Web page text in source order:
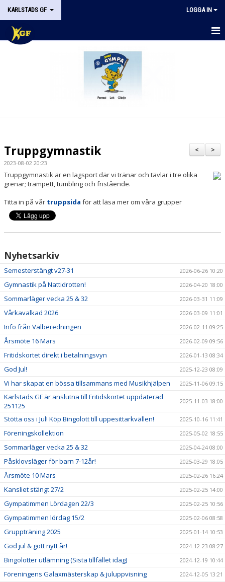
KARLSTADS GF LOGGA IN
NYHETER
KALENDER
STÖDMEDLEM
BLI LEDARE
FÖRENINGSKOLLEKTION
HYRA KGF-LOKALEN
FRITIDSKORTET
>
<
Truppgymnastik
2023-08-02 20:23
Truppgymnastik är en lagsport där vi tränar och tävlar i tre olika
grenar; trampett, tumbling och fristående.
Titta in på vår truppsida för att läsa mer om våra grupper
Nyhetsarkiv
Semesterstängt v27-31 2026-06-26 10:20
Gymnastik på Nattidrotten! 2026-04-20 18:00
Sommarläger vecka 25 & 32 2026-03-31 11:09
Vårkavalkad 2026 2026-03-09 11:01
Info från Valberedningen 2026-02-11 09:25
Årsmöte 16 Mars 2026-02-09 09:56
Fritidskortet direkt i betalningsvyn 2026-01-13 08:34
God Jul! 2025-12-23 08:09
Vi har skapat en bössa tillsammans med Musikhjälpen 2025-11-06 09:15
Karlstads GF är anslutna till Fritidskortet uppdaterad
251125
2025-11-03 18:00
Stötta oss i Jul! Köp Bingolott till uppesittarkvällen! 2025-10-16 11:41
Föreningskollektion 2025-05-02 18:55
Sommarläger vecka 25 & 32 2025-04-24 08:00
Påsklovsläger för barn 7-12år! 2025-03-29 18:05
Årsmöte 10 Mars 2025-02-26 16:24
Kansliet stängt 27/2 2025-02-25 14:00
Gympatimmen Lördagen 22/3 2025-02-25 10:56
Gympatimmen lördag 15/2 2025-02-06 08:58
Gruppträning 2025 2025-01-14 10:53
God jul & gott nytt år! 2024-12-23 08:27
Bingolotter utlämning (Sista tillfället idag) 2024-12-19 10:44
Föreningens Galaxmästerskap & juluppvisning 2024-12-05 13:21